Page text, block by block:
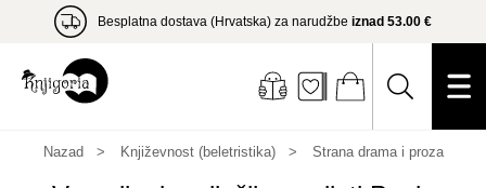
Besplatna dostava (Hrvatska) za narudžbe iznad 53.00 €
Nazad Književnost (beletristika) Strana drama i proza